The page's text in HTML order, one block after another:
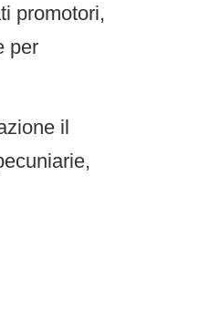
promotori,
per
il